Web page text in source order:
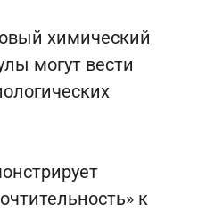
химический
могут вести
к